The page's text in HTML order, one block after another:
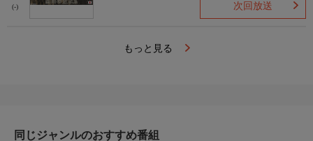
(-) 次回放送
もっと見る
同じジャンルのおすすめ番組